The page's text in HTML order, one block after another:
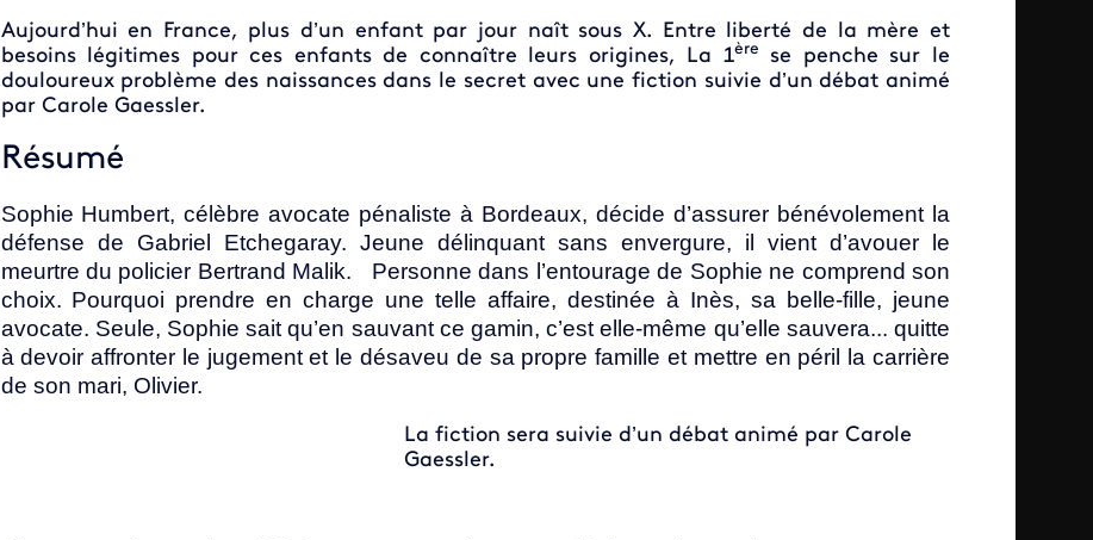
Aujourd’hui en France, plus d’un enfant par jour naît sous X. Entre liberté de la mère et
besoins légitimes pour ces enfants de connaître leurs origines, La 1ère
se penche sur le
douloureux problème des naissances dans le secret avec une fiction suivie d’un débat animé
par Carole Gaessler.
Résumé
Sophie Humbert, célèbre avocate pénaliste à Bordeaux, décide d’assurer bénévolement la
défense de Gabriel Etchegaray. Jeune délinquant sans envergure, il vient d’avouer le
meurtre du policier Bertrand Malik. Personne dans l’entourage de Sophie ne comprend son
choix. Pourquoi prendre en charge une telle affaire, destinée à Inès, sa belle-fille, jeune
avocate. Seule, Sophie sait qu’en sauvant ce gamin, c’est elle-même qu’elle sauvera... quitte
à devoir affronter le jugement et le désaveu de sa propre famille et mettre en péril la carrière
de son mari, Olivier.
La fiction sera suivie d’un débat animé par Carole
Gaessler.